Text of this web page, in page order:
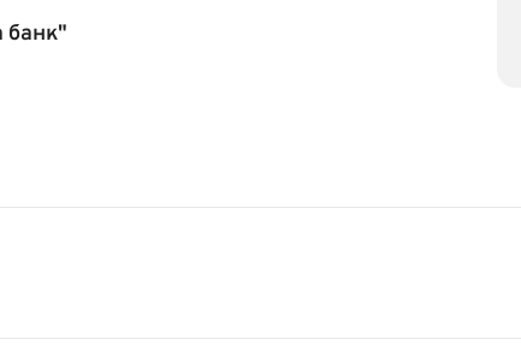
банк"